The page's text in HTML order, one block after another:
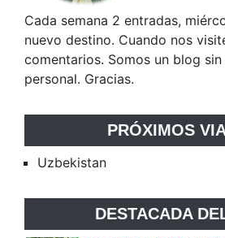
Cada semana 2 entradas,
nuevo destino. Cuando nos
comentarios. Somos un blog
personal. Gracias.
PRÓXIMOS
Uzbekistan
DESTACADA